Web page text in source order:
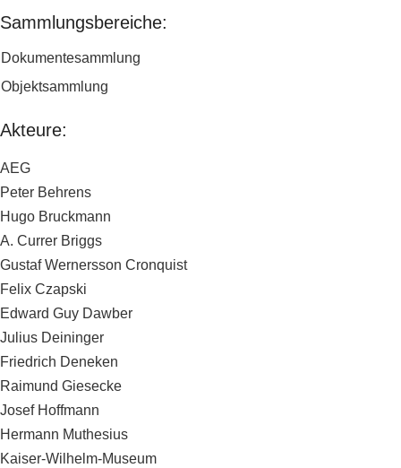
Sammlungsbereiche:
Dokumentesammlung
Objektsammlung
Akteure:
AEG
Peter Behrens
Hugo Bruckmann
A. Currer Briggs
Gustaf Wernersson Cronquist
Felix Czapski
Edward Guy Dawber
Julius Deininger
Friedrich Deneken
Raimund Giesecke
Josef Hoffmann
Hermann Muthesius
Kaiser-Wilhelm-Museum